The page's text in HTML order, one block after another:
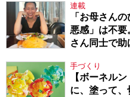
連載
「お母さん
悪感」は不
さん同士で
手づくり
【ボーネル
に、塗って